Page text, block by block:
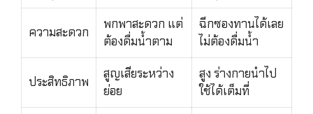
ความสะดวก
พกพาสะดวก แต่
ต้องดื่มน้ำตาม
ฉีกซองทานได้เลย
ไม่ต้องดื่มน้ำ
ประสิทธิภาพ
สูญเสียระหว่าง
ย่อย
สูง ร่างกายนำไป
ใช้ได้เต็มที่